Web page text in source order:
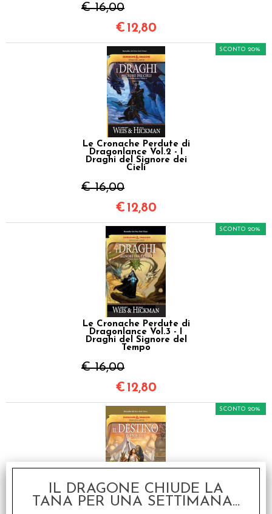
€ 16,00
€ 12,80
Le Cronache Perdute di
Dragonlance Vol.2 - I
Draghi del Signore dei
Cieli
€ 16,00
SCONTO 20%
€ 12,80
Le Cronache Perdute di
Dragonlance Vol.3 - I
Draghi del Signore del
Tempo
€ 16,00
SCONTO 20%
€ 12,80
Le Leggende di
SCONTO 20%
IL DRAGONE CHIUDE LA
TANA PER UNA SETTIMANA...